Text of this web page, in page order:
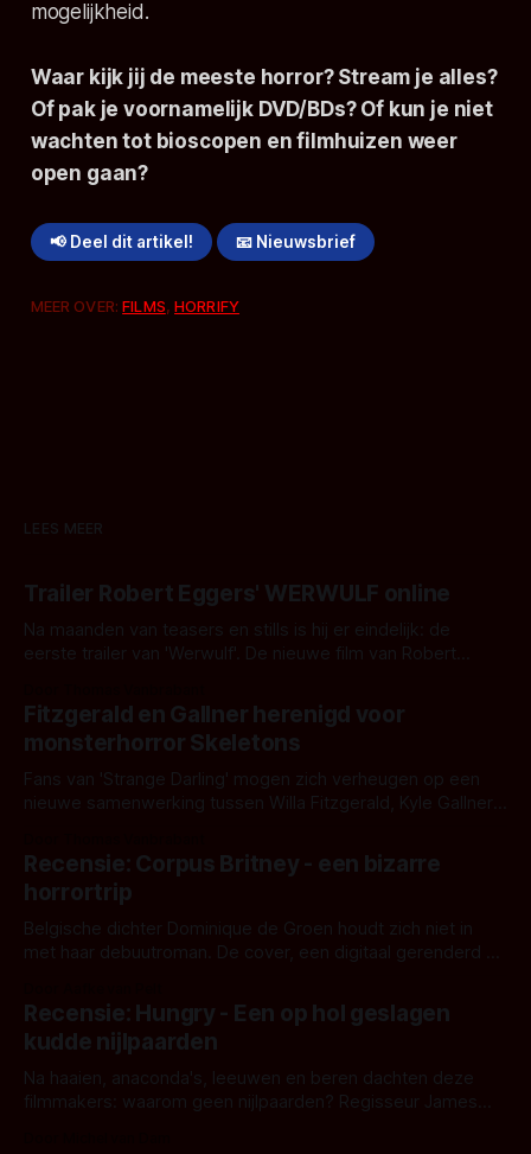
mogelijkheid.
Waar kijk jij de meeste horror? Stream je alles?
Of pak je voornamelijk DVD/BDs? Of kun je niet
wachten tot bioscopen en filmhuizen weer
open gaan?
📢 Deel dit artikel! 📧 Nieuwsbrief
MEER OVER:FILMS,HORRIFY
LEES MEER
Trailer Robert Eggers' WERWULF online
Na maanden van teasers en stills is hij er eindelijk: de
eerste trailer van 'Werwulf'. De nieuwe film van Robert
kille stijl vol folklore en mythe. Het topic deze keer is (kon
het het al raden?)... de weerwolf. Kijk je mee?
Fitzgerald en Gallner herenigd voor
monsterhorror Skeletons
Fans van 'Strange Darling' mogen zich verheugen op een
nieuwe samenwerking tussen Willa Fitzgerald, Kyle Gallner
'Skeletons', een nieuwe creature feature waarvoor de
opnames zijn gestart in Australië.
Recensie: Corpus Britney - een bizarre
horrortrip
Belgische dichter Dominique de Groen houdt zich niet in
met haar debuutroman. De cover, een digitaal gerenderd en
achtergrond, belooft iets kleurrijks maar onheilspellends,
iets ongrijpbaars. En dat maakt De Groen met ieder woord
waar.
Recensie: Hungry - Een op hol geslagen
kudde nijlpaarden
Na haaien, anaconda's, leeuwen en beren dachten deze
filmmakers: waarom geen nijlpaarden? Regisseur James